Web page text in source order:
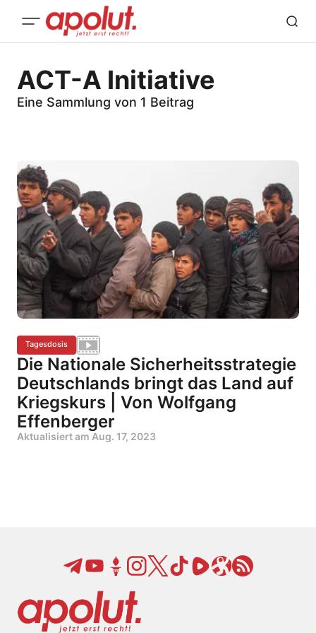
ACT-A Initiative
Eine Sammlung von 1 Beitrag
Tagesdosis
Die Nationale Sicherheitsstrategie
Deutschlands bringt das Land auf
Kriegskurs | Von Wolfgang
Effenberger
Aktualisiert am Aug. 17, 2023